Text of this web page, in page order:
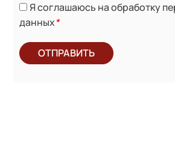
Я соглашаюсь на обработку
данных*
ОТПРАВИТЬ